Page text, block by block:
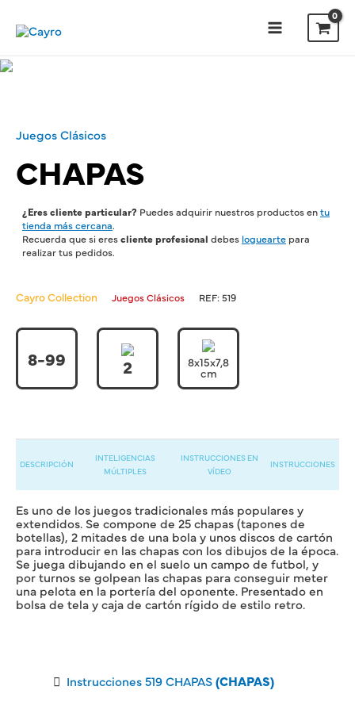
Juegos Clásicos
CHAPAS
¿Eres cliente particular? Puedes adquirir nuestros productos entu
tienda más cercana.
Recuerda que si erescliente profesional debes loguearte para
realizar tus pedidos.
Cayro Collection Juegos Clásicos REF:519
8-99 2 8x15x7,8
cm
DESCRIPCIÓN
INTELIGENCIAS
MÚLTIPLES
INSTRUCCIONES EN
VÍDEO
INSTRUCCIONES
Es uno de los juegos tradicionales más populares y
extendidos. Se compone de 25 chapas (tapones de
botellas), 2 mitades de una bola y unos discos de cartón
para introducir en las chapas con los dibujos de la época.
Se juega dibujando en el suelo un campo de futbol, y
por turnos se golpean las chapas para conseguir meter
una pelota en la portería del oponente. Presentado en
bolsa de tela y caja de cartón rígido de estilo retro.
Instrucciones 519 CHAPAS(CHAPAS)